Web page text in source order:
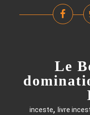
Le
inceste, livre